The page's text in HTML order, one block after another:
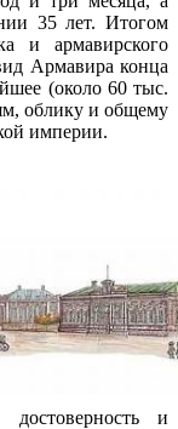
35 лет. Итогом
и армавирского
Армавира конца
(около 60 тыс.
облику и общему
империи.
достоверность и